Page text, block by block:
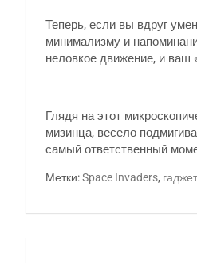
Теперь, если вы вдруг
минимализму и
неловкое движение, и ваш
Глядя на этот
мизинца, весело
самый ответственный
Метки:Space Invaders,